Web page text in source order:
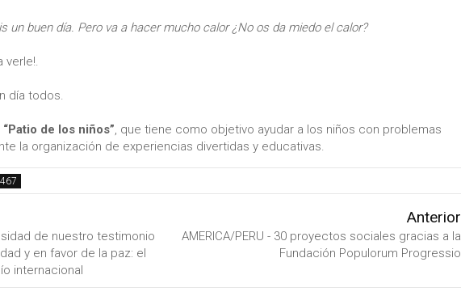
un buen día. Pero va a hacer mucho calor ¿No os da miedo el calor?
verle!.
día todos.
“Patio de los niños”, que tiene como objetivo ayudar a los niños con problemas
la organización de experiencias divertidas y educativas.
de nuestro testimonio
y en favor de la paz: el
internacional
Anterior
AMERICA/PERU - 30 proyectos sociales gracias a la
Fundación Populorum Progressio